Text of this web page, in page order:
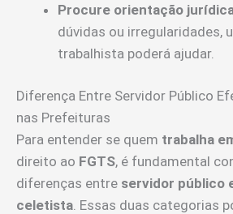
Procure orientação
dúvidas ou irregularidades,
trabalhista poderá ajudar.
Diferença Entre Servidor Público
nas Prefeituras
Para entender se quem trabalha
direito ao FGTS, é fundamental
diferenças entre servidor público
celetista. Essas duas categorias